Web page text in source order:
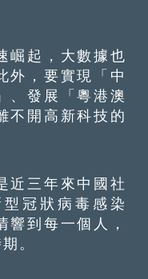
起，大數據也
外，要實現「中
、發展「粵港澳
不開高新科技的
三年來中國社
冠狀病毒感染
響到每一個人，
。